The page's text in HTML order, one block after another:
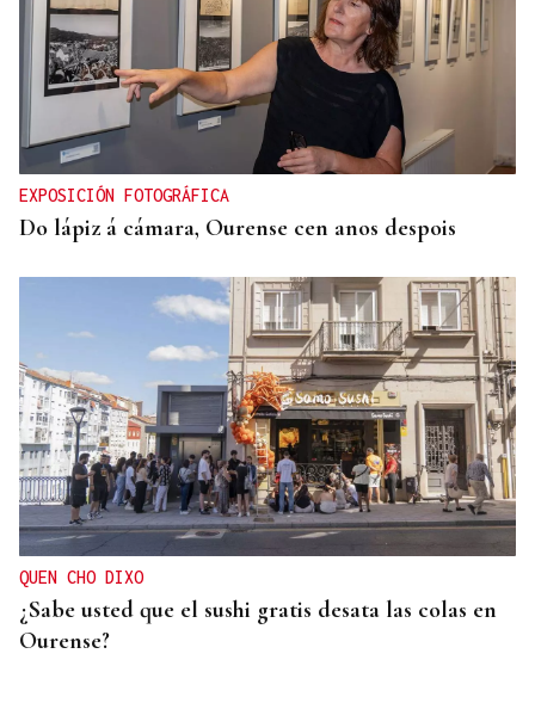
EXPOSICIÓN FOTOGRÁFICA
Do lápiz á cámara, Ourense cen anos despois
QUEN CHO DIXO
¿Sabe usted que el sushi gratis desata las colas en
Ourense?